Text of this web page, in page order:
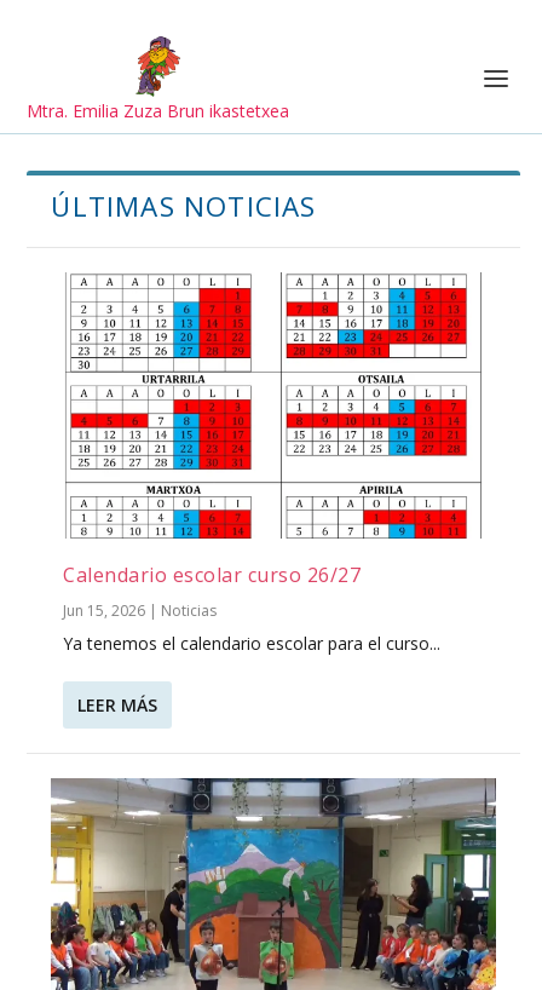
Mtra. Emilia Zuza Brun ikastetxea
ÚLTIMAS NOTICIAS
Calendario escolar curso 26/27
Jun 15, 2026 | Noticias
Ya tenemos el calendario escolar para el curso...
LEER MÁS